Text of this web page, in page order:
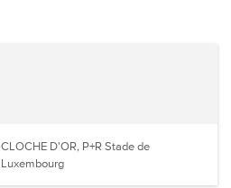
CLOCHE D'OR, P+R Stade de
Luxembourg